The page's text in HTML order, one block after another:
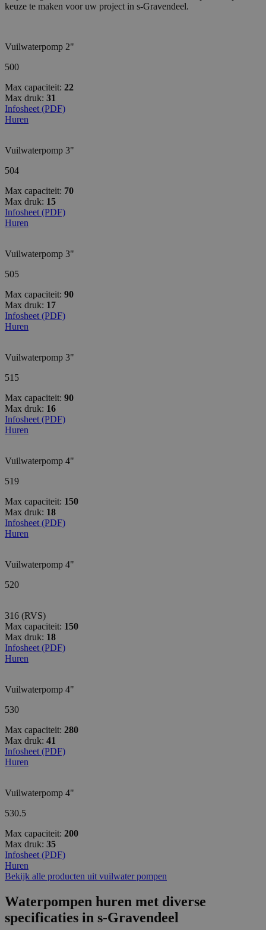
keuze te maken voor uw project in s-Gravendeel.
Vuilwaterpomp 2"
500
Max capaciteit: 22
Max druk: 31
Infosheet (PDF)
Huren
Vuilwaterpomp 3"
504
Max capaciteit: 70
Max druk: 15
Infosheet (PDF)
Huren
Vuilwaterpomp 3"
505
Max capaciteit: 90
Max druk: 17
Infosheet (PDF)
Huren
Vuilwaterpomp 3"
515
Max capaciteit: 90
Max druk: 16
Infosheet (PDF)
Huren
Vuilwaterpomp 4"
519
Max capaciteit: 150
Max druk: 18
Infosheet (PDF)
Huren
Vuilwaterpomp 4"
520
316 (RVS)
Max capaciteit: 150
Max druk: 18
Infosheet (PDF)
Huren
Vuilwaterpomp 4"
530
Max capaciteit: 280
Max druk: 41
Infosheet (PDF)
Huren
Vuilwaterpomp 4"
530.5
Max capaciteit: 200
Max druk: 35
Infosheet (PDF)
Huren
Bekijk alle producten uit vuilwater pompen
Waterpompen huren met diverse
specificaties in s-Gravendeel